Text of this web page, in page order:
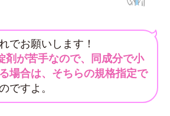
でお願いします！
剤が苦手なので、同成分で小
場合は、そちらの規格指定で
ですよ。